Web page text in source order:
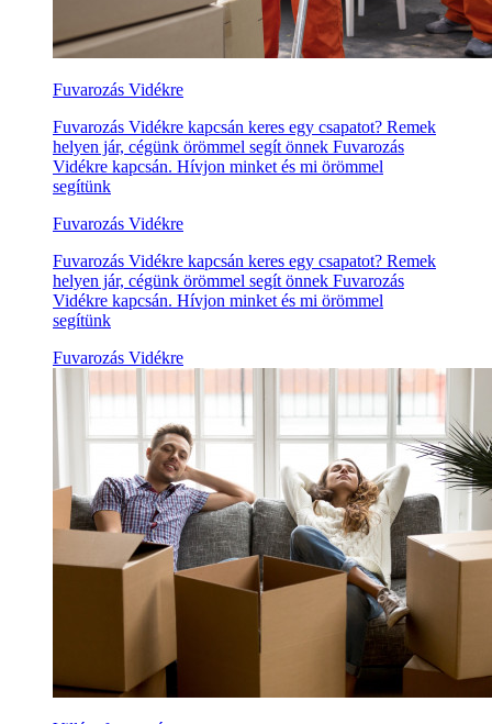
Fuvarozás Vidékre
Fuvarozás Vidékre kapcsán keres egy csapatot? Remek
helyen jár, cégünk örömmel segít önnek Fuvarozás
Vidékre kapcsán. Hívjon minket és mi örömmel
segítünk
Fuvarozás Vidékre
Fuvarozás Vidékre kapcsán keres egy csapatot? Remek
helyen jár, cégünk örömmel segít önnek Fuvarozás
Vidékre kapcsán. Hívjon minket és mi örömmel
segítünk
Fuvarozás Vidékre